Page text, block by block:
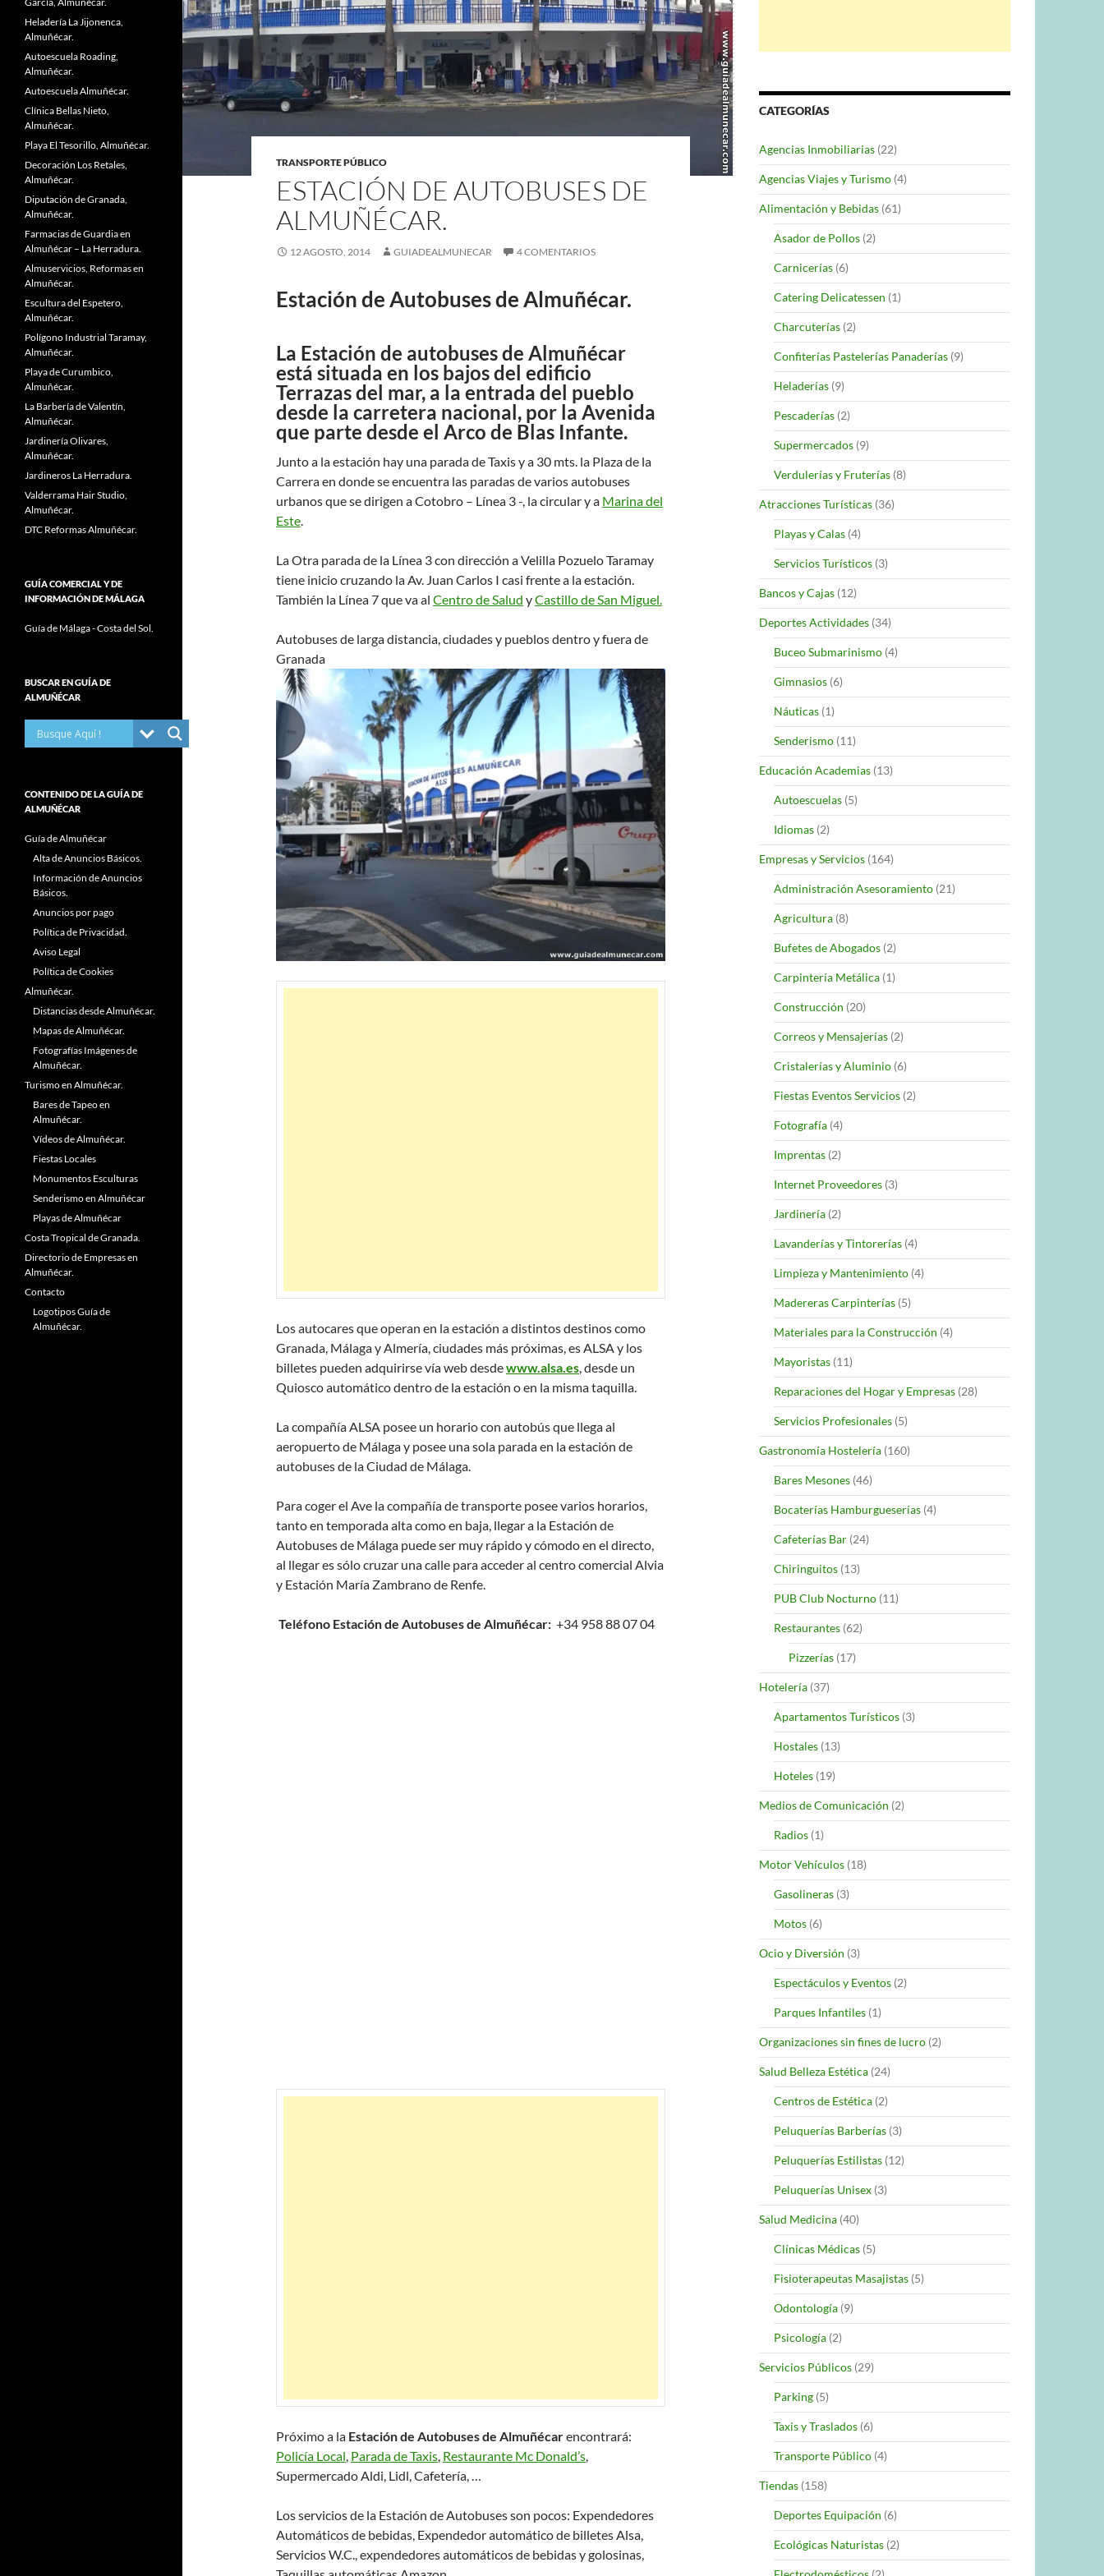
TRANSPORTE PÚBLICO
ESTACIÓN DE AUTOBUSES DE
ALMUÑÉCAR.
12 AGOSTO, 2014 GUIADEALMUNECAR 4 COMENTARIOS
Estación de Autobuses de Almuñécar.
La Estación de autobuses de Almuñécar
está situada en los bajos del edificio
Terrazas del mar, a la entrada del pueblo
desde la carretera nacional, por la Avenida
que parte desde el Arco de Blas Infante.
Junto a la estación hay una parada de Taxis y a 30 mts. la Plaza de la
Carrera en donde se encuentra las paradas de varios autobuses
urbanos que se dirigen a Cotobro – Línea 3 -, la circular y a Marina del
Este.
La Otra parada de la Línea 3 con dirección a Velilla Pozuelo Taramay
tiene inicio cruzando la Av. Juan Carlos I casi frente a la estación.
También la Línea 7 que va al Centro de Salud yCastillo de San Miguel.
Autobuses de larga distancia, ciudades y pueblos dentro y fuera de
Granada
Los autocares que operan en la estación a distintos destinos como
Granada, Málaga y Almería, ciudades más próximas, es ALSA y los
billetes pueden adquirirse vía web desdewww.alsa.es , desde un
Quiosco automático dentro de la estación o en la misma taquilla.
La compañía ALSA posee un horario con autobús que llega al
aeropuerto de Málaga y posee una sola parada en la estación de
autobuses de la Ciudad de Málaga.
Para coger el Ave la compañía de transporte posee varios horarios,
tanto en temporada alta como en baja, llegar a la Estación de
Autobuses de Málaga puede ser muy rápido y cómodo en el directo,
al llegar es sólo cruzar una calle para acceder al centro comercial Alvia
y Estación María Zambrano de Renfe.
Teléfono Estación de Autobuses de Almuñécar: +34 958 88 07 04
Próximo a la Estación de Autobuses de Almuñécarencontrará:
Policía Local Parada de Taxis Restaurante Mc Donald’s
Supermercado Aldi, Lidl, Cafetería, …
Los servicios de la Estación de Autobuses son pocos: Expendedores
Automáticos de bebidas, Expendedor automático de billetes Alsa,
Servicios W.C., expendedores automáticos de bebidas y golosinas,
CATEGORÍAS
Agencias Inmobiliarias (22)
Agencias Viajes y Turismo (4)
Alimentación y Bebidas (61)
Asador de Pollos (2)
Carnicerías (6)
Catering Delicatessen (1)
Charcuterías (2)
Confiterías Pastelerías Panaderías (9)
Heladerías (9)
Pescaderías (2)
Supermercados (9)
Verdulerías y Fruterías (8)
Atracciones Turísticas (36)
Playas y Calas (4)
Servicios Turísticos (3)
Bancos y Cajas (12)
Deportes Actividades (34)
Buceo Submarinismo (4)
Gimnasios (6)
Náuticas (1)
Senderismo (11)
Educación Academias (13)
Autoescuelas (5)
Idiomas (2)
Empresas y Servicios (164)
Administración Asesoramiento (21)
Agricultura (8)
Bufetes de Abogados (2)
Carpintería Metálica (1)
Construcción (20)
Correos y Mensajerías (2)
Cristalerías y Aluminio (6)
Fiestas Eventos Servicios (2)
Fotografía (4)
Imprentas (2)
Internet Proveedores (3)
Jardinería (2)
Lavanderías y Tintorerías (4)
Limpieza y Mantenimiento (4)
Madereras Carpinterías (5)
Materiales para la Construcción (4)
Mayoristas (11)
Reparaciones del Hogar y Empresas (28)
Servicios Profesionales (5)
Gastronomía Hostelería (160)
Bares Mesones (46)
Bocaterías Hamburgueserías (4)
Cafeterías Bar (24)
Chiringuitos (13)
PUB Club Nocturno (11)
Restaurantes (62)
Pizzerías (17)
Hotelería (37)
Apartamentos Turísticos (3)
Hostales (13)
Hoteles (19)
Medios de Comunicación (2)
Radios (1)
Motor Vehículos (18)
Gasolineras (3)
Motos (6)
Ocio y Diversión (3)
Espectáculos y Eventos (2)
Parques Infantiles (1)
Organizaciones sin fines de lucro (2)
Salud Belleza Estética (24)
Centros de Estética (2)
Peluquerías Barberías (3)
Peluquerías Estilistas (12)
Peluquerías Unisex (3)
Salud Medicina (40)
Clínicas Médicas (5)
Fisioterapeutas Masajistas (5)
Odontología (9)
Psicología (2)
Servicios Públicos (29)
Parking (5)
Taxis y Traslados (6)
Transporte Público (4)
Tiendas (158)
Deportes Equipación (6)
Ecológicas Naturistas (2)
Heladería La Jijonenca,
Almuñécar.
Autoescuela Roading,
Almuñécar.
Autoescuela Almuñécar.
Clínica Bellas Nieto,
Almuñécar.
Playa El Tesorillo, Almuñécar.
Decoración Los Retales,
Almuñécar.
Diputación de Granada,
Almuñécar.
Farmacias de Guardia en
Almuñécar – La Herradura.
Almuservicios, Reformas en
Almuñécar.
Escultura del Espetero,
Almuñécar.
Polígono Industrial Taramay,
Almuñécar.
Playa de Curumbico,
Almuñécar.
La Barbería de Valentín,
Almuñécar.
Jardinería Olivares,
Almuñécar.
Jardineros La Herradura.
Valderrama Hair Studio,
Almuñécar.
DTC Reformas Almuñécar.
GUÍA COMERCIAL Y DE
INFORMACIÓN DE MÁLAGA
Guía de Málaga - Costa del Sol.
BUSCAR EN GUÍA DE
ALMUÑÉCAR
CONTENIDO DE LA GUÍA DE
ALMUÑÉCAR
Guía de Almuñécar
Alta de Anuncios Básicos.
Información de Anuncios
Básicos.
Anuncios por pago
Política de Privacidad.
Aviso Legal
Política de Cookies
Almuñécar.
Distancias desde Almuñécar.
Mapas de Almuñécar.
Fotografías Imágenes de
Almuñécar.
Turismo en Almuñécar.
Bares de Tapeo en
Almuñécar.
Vídeos de Almuñécar.
Fiestas Locales
Monumentos Esculturas
Senderismo en Almuñécar
Playas de Almuñécar
Costa Tropical de Granada.
Directorio de Empresas en
Almuñécar.
Contacto
Logotipos Guía de
Almuñécar.